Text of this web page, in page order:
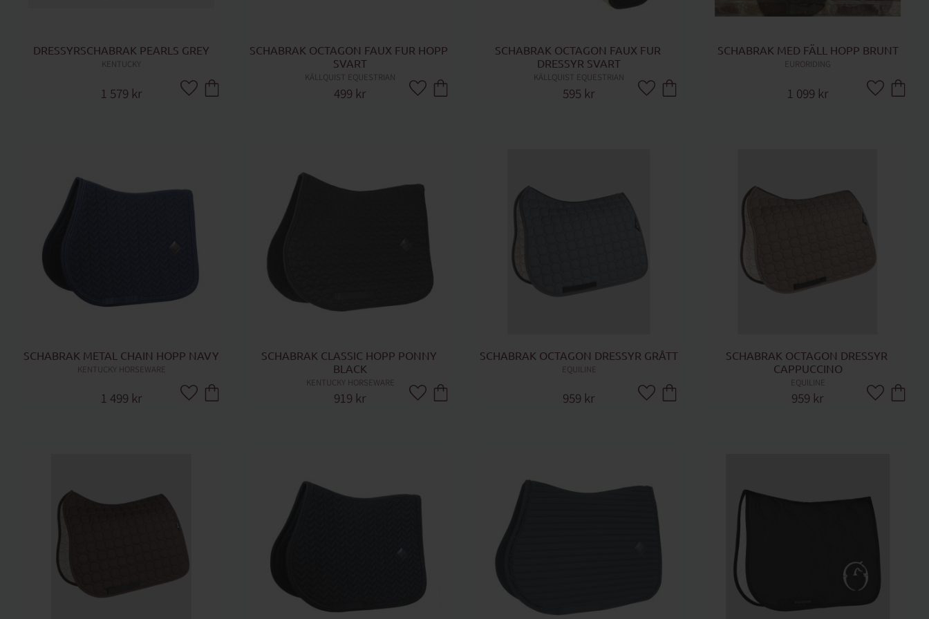
DRESSYRSCHABRAK PEARLS GREY
KENTUCKY
1 579 kr Lägg till i favoriter
SCHABRAK OCTAGON FAUX FUR HOPP
SVART
KÄLLQUIST EQUESTRIAN
499 kr Lägg till i favoriter
SCHABRAK OCTAGON FAUX FUR
DRESSYR SVART
KÄLLQUIST EQUESTRIAN
595 kr Lägg till i favoriter
SCHABRAK MED FÄLL HOPP BRUNT
EURORIDING
1 099 kr Lägg till i
SCHABRAK METAL CHAIN HOPP NAVY
KENTUCKY HORSEWARE
1 499 kr Lägg till i favoriter
SCHABRAK CLASSIC HOPP PONNY
BLACK
KENTUCKY HORSEWARE
919 kr Lägg till i favoriter
SCHABRAK OCTAGON DRESSYR GRÅTT
EQUILINE
959 kr Lägg till i favoriter
SCHABRAK OCTAGON DRESSYR
CAPPUCCINO
EQUILINE
959 kr Lägg till i